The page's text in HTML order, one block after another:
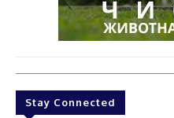
Stay Connected